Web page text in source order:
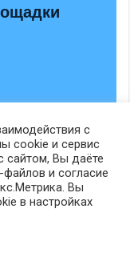
с
cookie и сервис
сайтом, Вы даёте
и согласие
Вы
в настройках